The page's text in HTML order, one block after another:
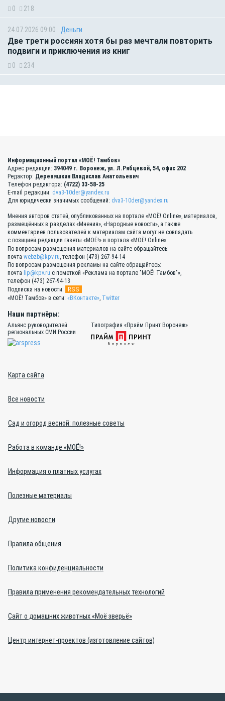
0 218
24.07.2026 09:00 Деньги
Две трети россиян хотя бы раз мечтали повторить
подвиги и приключения из книг
0 234
Информационный портал «МОЁ! Тамбов»
Адрес редакции: 394049 г. Воронеж, ул. Л.Рябцевой, 54, офис 202
Редактор: Деревяшкин Владислав Анатольевич
Телефон редактора: (4722) 33-58-25
E-mail редакции: dva3-10der@yandex.ru
Для юридически значимых сообщений: dva3-10der@yandex.ru
Мнения авторов статей, опубликованных на портале «МОЁ! Online», материалов,
размещённых в разделах «Мнения», «Народные новости», а также
комментариев пользователей к материалам сайта могут не совпадать
с позицией редакции газеты «МОЁ!» и портала «МОЁ! Online».
По вопросам размещения материалов на сайте обращайтесь:
почта webzb@kpv.ru, телефон (473) 267-94-14
По вопросам размещения рекламы на сайте обращайтесь:
почта lip@kpv.ru с пометкой «Реклама на портале "МОЁ! Тамбов"»,
телефон (473) 267-94-13
Подписка на новости:
RSS
«МОЁ! Тамбов» в сети: «ВКонтакте», Twitter
Наши партнёры:
Альянс руководителей
региональных СМИ России
Типография «Прайм Принт Воронеж»
Карта сайта
Все новости
Сад и огород весной: полезные советы
Работа в команде «МОЁ!»
Информация о платных услугах
Полезные материалы
Другие новости
Правила общения
Политика конфиденциальности
Правила применения рекомендательных технологий
Сайт о домашних животных «Моё зверьё»
Центр интернет-проектов (изготовление сайтов)